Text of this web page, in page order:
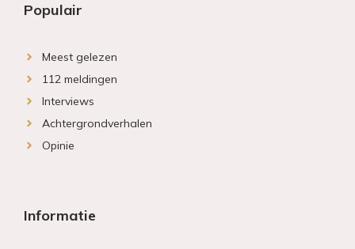
Populair
Meest gelezen
112 meldingen
Interviews
Achtergrondverhalen
Opinie
Informatie